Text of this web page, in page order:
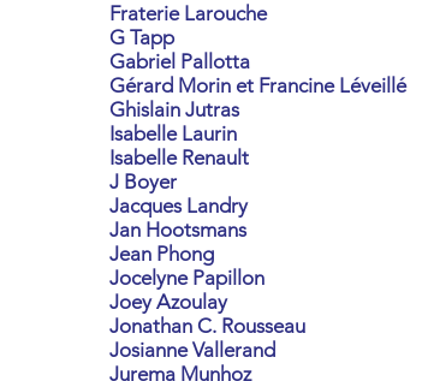
Fraterie Larouche
G Tapp
Gabriel Pallotta
Gérard Morin et Francine Léveillé
Ghislain Jutras
Isabelle Laurin
Isabelle Renault
J Boyer
Jacques Landry
Jan Hootsmans
Jean Phong
Jocelyne Papillon
Joey Azoulay
Jonathan C. Rousseau
Josianne Vallerand
Jurema Munhoz